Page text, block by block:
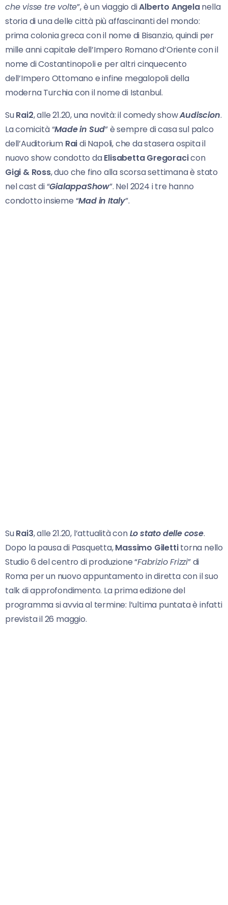
che visse tre volte”, è un viaggio diAlberto Angelanella
storia di una delle città più affascinanti del mondo:
prima colonia greca con il nome di Bisanzio, quindi per
mille anni capitale dell’Impero Romano d’Oriente con il
nome di Costantinopoli e per altri cinquecento
dell’Impero Ottomano e infine megalopoli della
moderna Turchia con il nome di Istanbul.
SuRai2, alle 21.20, una novità: il comedy showAudiscion.
La comicità “Made in Sud” è sempre di casa sul palco
dell’Auditorium Raidi Napoli, che da stasera ospita il
nuovo show condotto daElisabetta Gregoracicon
Gigi & Ross, duo che fino alla scorsa settimana è stato
nel cast di “GialappaShow”. Nel 2024 i tre hanno
condotto insieme “Mad in Italy”.
SuRai3, alle 21.20, l’attualità conLo stato delle cose.
Dopo la pausa di Pasquetta,Massimo Gilettitorna nello
Studio 6 del centro di produzione “Fabrizio Frizzi” di
Roma per un nuovo appuntamento in diretta con il suo
talk di approfondimento. La prima edizione del
programma si avvia al termine: l’ultima puntata è infatti
prevista il 26 maggio.